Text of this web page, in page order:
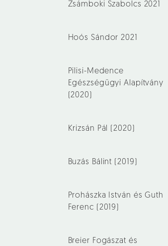
Zsámboki Szabolcs 2021
Hoós Sándor 2021
Pilisi-Medence
Egészségügyi Alapítvány
(2020)
Krizsán Pál (2020)
Buzás Bálint (2019)
Prohászka István és Guth
Ferenc (2019)
Breier Fogászat és